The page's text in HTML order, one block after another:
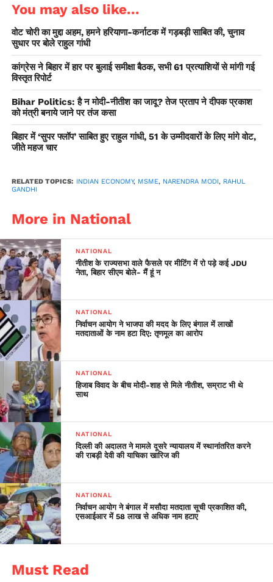
You may also like...
वोट चोरी का मुद्दा अहम, हमने हरियाणा-कर्नाटक में गड़बड़ी साबित की, चुनाव
सुधार पर बोले राहुल गांधी
कांग्रेस ने बिहार में हार पर बुलाई समीक्षा बैठक, सभी 61 प्रत्याशियों से मांगी गई
विस्तृत रिपोर्ट
Bihar Politics: है न मोदी-नीतीश का जादू? तेज प्रताप ने दीपक प्रकाश
को मंत्री बनाये जाने पर तंज कसा
बिहार में ‘सुपर फ्लॉप’ साबित हुए राहुल गांधी, 51 के उम्मीदवारों के लिए मांगे वोट,
जीते महज चार
RELATED TOPICS: INDIAN ECONOMY, MSME, NARENDRA MODI, RAHUL
GANDHI
More in National
NATIONAL
नीतीश के राज्यसभा वाले फैसले पर मीटिंग में रो पड़े कई JDU
नेता, बिहार सीएम बोले- मैं हूं न
NATIONAL
निर्वाचन आयोग ने भाजपा की मदद के लिए बंगाल में लाखों
मतदाताओं के नाम हटा दिए: तृणमूल का आरोप
NATIONAL
हिजाब विवाद के बीच मोदी-शाह से मिले नीतीश, सम्राट भी थे
साथ
NATIONAL
दिल्ली की अदालत ने मामले दूसरे न्यायालय में स्थानांतरित करने
की राबड़ी देवी की याचिका खारिज की
NATIONAL
निर्वाचन आयोग ने बंगाल में मसौदा मतदाता सूची प्रकाशित की,
एसआईआर में 58 लाख से अधिक नाम हटाए
Must Read